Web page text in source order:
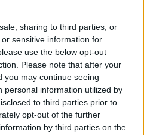
sharing to third parties, or
sensitive information for
use the below opt-out
Please note that after your
you may continue seeing
personal information utilized by
to third parties prior to
opt-out of the further
by third parties on the
con gli atleti universitari